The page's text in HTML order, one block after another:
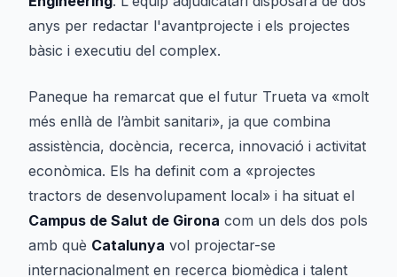
anys per redactar l'avantprojecte i els projectes
bàsic i executiu del complex.
Paneque ha remarcat que el futur Trueta va «molt
més enllà de l’àmbit sanitari», ja que combina
assistència, docència, recerca, innovació i activitat
econòmica. Els ha definit com a «projectes
tractors de desenvolupament local» i ha situat el
Campus de Salut de Girona com un dels dos pols
amb què Catalunya vol projectar-se
internacionalment en recerca biomèdica i talent